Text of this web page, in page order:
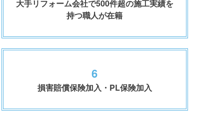
大手リフォーム会社で500件超の施工実績を
持つ職人が在籍
6
損害賠償保険加入・PL保険加入